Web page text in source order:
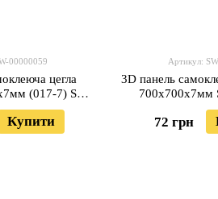
00000059
цегла
(017-7) SW-
Купити
Артикул:
3D панель
700x700x7мм
72 грн